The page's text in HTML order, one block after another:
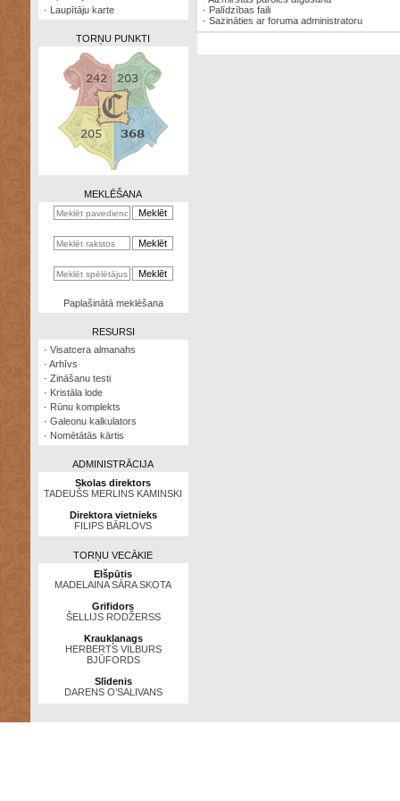
kalkulators
· Laupītāju karte
TORŅU PUNKTI
MEKLĒŠANA
Paplašinātā meklēšana
RESURSI
· Visatcera almanahs
· Arhīvs
· Zināšanu testi
· Kristāla lode
· Rūnu komplekts
· Galeonu kalkulators
· Nomētātās kārtis
ADMINISTRĀCIJA
Skolas direktors
TADEUŠS MERLINS KAMINSKI
Direktora vietnieks
FILIPS BĀRLOVS
TORŅU VECĀKIE
Elšpūtis
MADELAINA SĀRA SKOTA
Grifidors
ŠELLIJS RODŽERSS
Kraukļanags
HERBERTS VILBURS
BJŪFORDS
Slīdenis
DARENS O’SALIVANS
· Palīdzības faili
· Sazināties ar foruma administratoru